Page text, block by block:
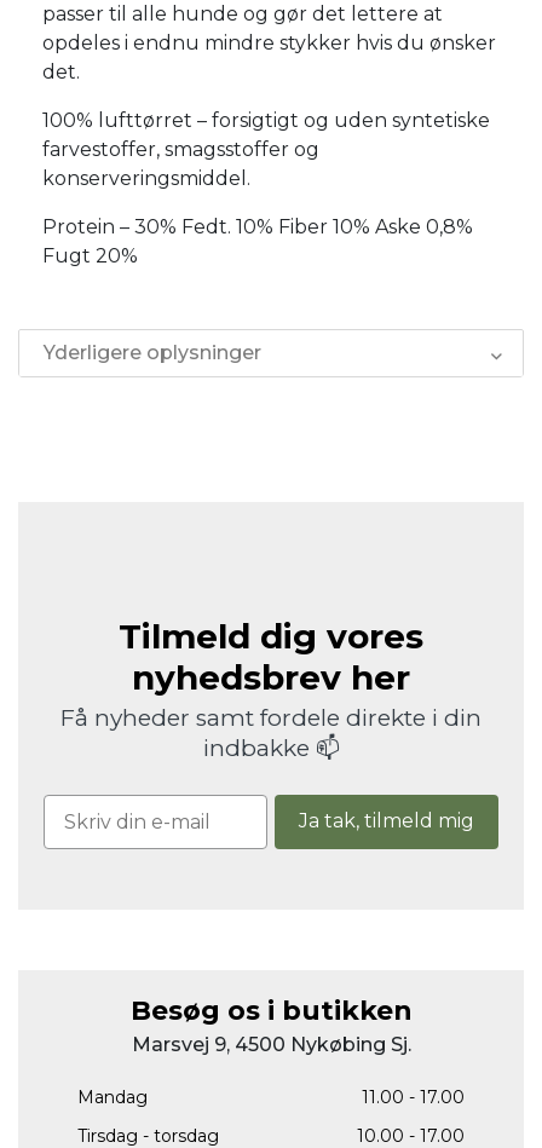
passer til alle hunde og gør det lettere at
opdeles i endnu mindre stykker hvis du ønsker
det.
100% lufttørret – forsigtigt og uden syntetiske
farvestoffer, smagsstoffer og
konserveringsmiddel.
Protein – 30% Fedt. 10% Fiber 10% Aske 0,8%
Fugt 20%
Yderligere oplysninger
Tilmeld dig vores
nyhedsbrev her
Få nyheder samt fordele direkte i din
indbakke 📫
Ja tak, tilmeld mig
Besøg os i butikken
Marsvej 9, 4500 Nykøbing Sj.
Mandag
11.00 - 17.00
Tirsdag - torsdag
10.00 - 17.00